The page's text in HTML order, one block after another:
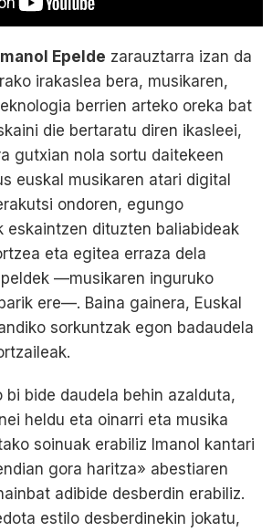
Epelde zarauztarra izan da
irakaslea bera, musikaren,
berrien arteko oreka bat
die bertaratu diren ikasleei,
gutxian nola sortu daitekeen
euskal musikaren atari digital
ondoren, egungo
eskaintzen dituzten baliabideak
eta egitea erraza dela
—musikaren inguruko
ere—. Baina gainera, Euskal
sorkuntzak egon badaudela
bi bide daudela behin azalduta,
heldu eta oinarri eta musika
soinuak erabiliz Imanol kantari
gora haritza» abestiaren
adibide desberdin erabiliz.
estilo desberdinekin jokatu,